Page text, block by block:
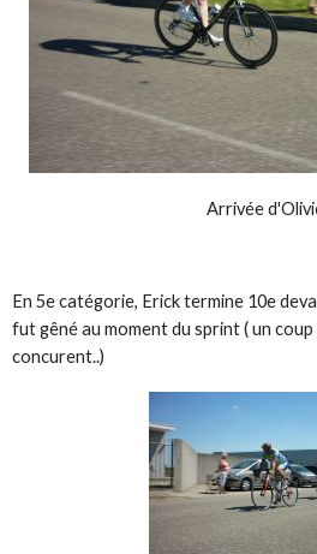
Arrivée
En 5e catégorie, Erick termine 10e
fut gêné au moment du sprint ( un
concurent..)